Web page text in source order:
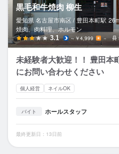
黒毛和牛焼肉 柳生
愛知県 名古屋市南区 / 豊田本町駅
焼肉、肉料理、ホルモン
3.1 ～￥4,999 －
未経験者大歓迎！！ 豊田本
にお問い合わせください
個人経営 ネイルOK
バイト ホールスタッフ
最終更新日：13日前